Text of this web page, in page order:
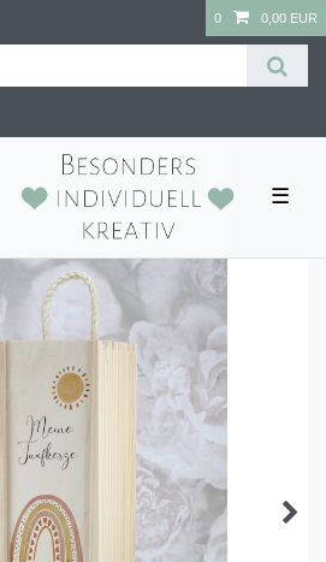
0 0,00 EUR
☰